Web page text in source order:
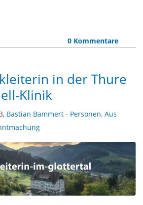
0 Kommentare
in der Thure
Klinik
Bastian Bammert - Personen, Aus